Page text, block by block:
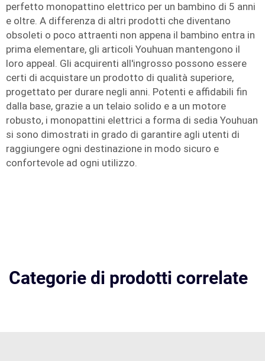
perfetto monopattino elettrico per un bambino di 5 anni
e oltre. A differenza di altri prodotti che diventano
obsoleti o poco attraenti non appena il bambino entra in
prima elementare, gli articoli Youhuan mantengono il
loro appeal. Gli acquirenti all'ingrosso possono essere
certi di acquistare un prodotto di qualità superiore,
progettato per durare negli anni. Potenti e affidabili fin
dalla base, grazie a un telaio solido e a un motore
robusto, i monopattini elettrici a forma di sedia Youhuan
si sono dimostrati in grado di garantire agli utenti di
raggiungere ogni destinazione in modo sicuro e
confortevole ad ogni utilizzo.
Categorie di prodotti correlate